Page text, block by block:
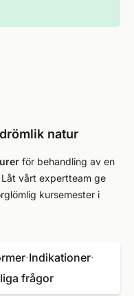
natur
för behandling av en
vårt expertteam ge
kursemester i
·Indikationer·
frågor